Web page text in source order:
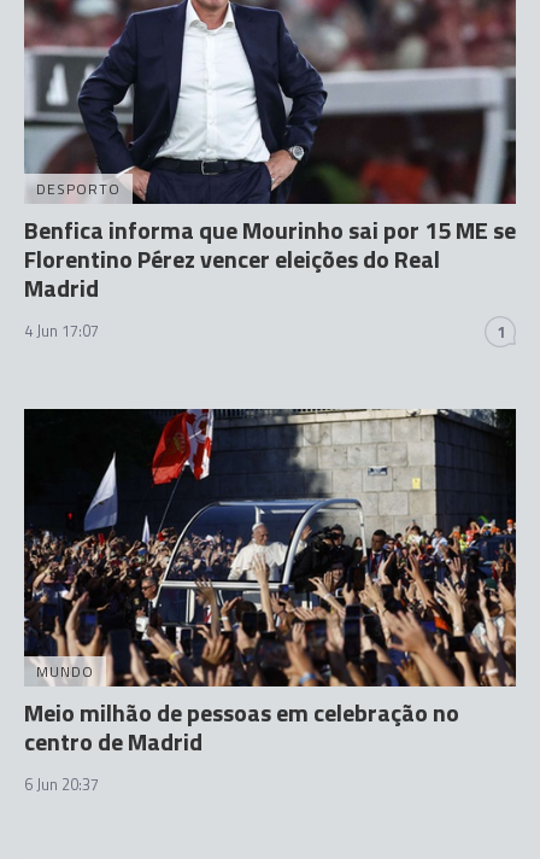
DESPORTO
Benfica informa que Mourinho sai por 15 ME se
Florentino Pérez vencer eleições do Real
Madrid
4 Jun 17:07 1
MUNDO
Meio milhão de pessoas em celebração no
centro de Madrid
6 Jun 20:37